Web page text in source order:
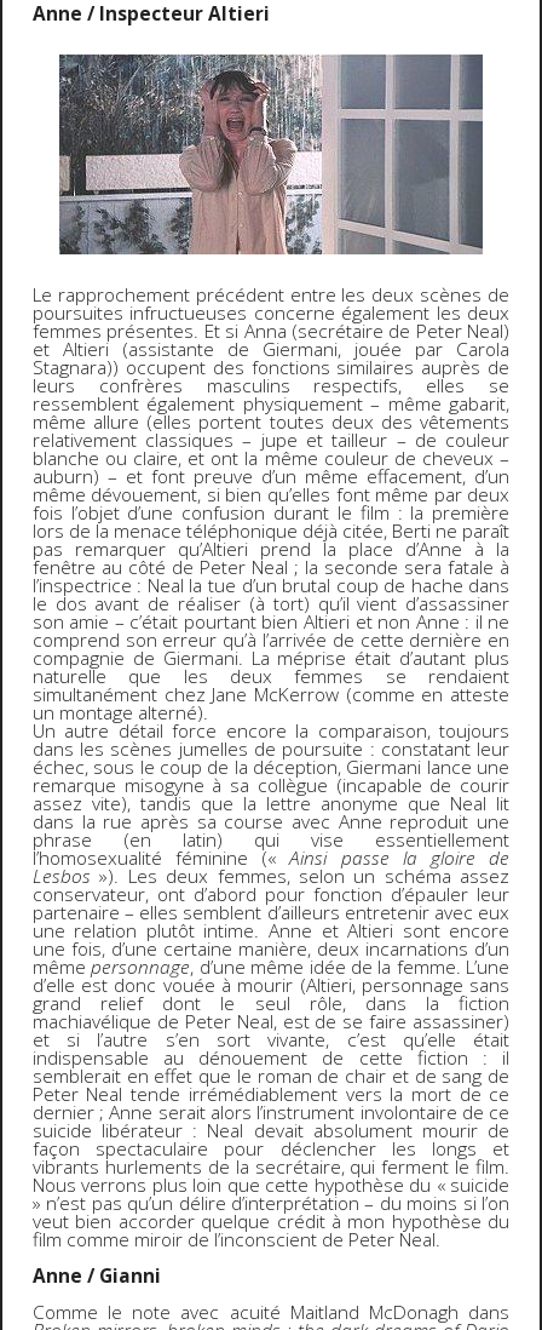
Anne / Inspecteur Altieri
Le rapprochement précédent entre les deux scènes de
poursuites infructueuses concerne également les deux
femmes présentes. Et si Anna (secrétaire de Peter Neal)
et Altieri (assistante de Giermani, jouée par Carola
Stagnara)) occupent des fonctions similaires auprès de
leurs confrères masculins respectifs, elles se
ressemblent également physiquement – même gabarit,
même allure (elles portent toutes deux des vêtements
relativement classiques – jupe et tailleur – de couleur
blanche ou claire, et ont la même couleur de cheveux –
auburn) – et font preuve d’un même effacement, d’un
même dévouement, si bien qu’elles font même par deux
fois l’objet d’une confusion durant le film : la première
lors de la menace téléphonique déjà citée, Berti ne paraît
pas remarquer qu’Altieri prend la place d’Anne à la
fenêtre au côté de Peter Neal ; la seconde sera fatale à
l’inspectrice : Neal la tue d’un brutal coup de hache dans
le dos avant de réaliser (à tort) qu’il vient d’assassiner
son amie – c’était pourtant bien Altieri et non Anne : il ne
comprend son erreur qu’à l’arrivée de cette dernière en
compagnie de Giermani. La méprise était d’autant plus
naturelle que les deux femmes se rendaient
simultanément chez Jane McKerrow (comme en atteste
un montage alterné).
Un autre détail force encore la comparaison, toujours
dans les scènes jumelles de poursuite : constatant leur
échec, sous le coup de la déception, Giermani lance une
remarque misogyne à sa collègue (incapable de courir
assez vite), tandis que la lettre anonyme que Neal lit
dans la rue après sa course avec Anne reproduit une
phrase (en latin) qui vise essentiellement
l’homosexualité féminine («Ainsi passe la gloire de
Lesbos»). Les deux femmes, selon un schéma assez
conservateur, ont d’abord pour fonction d’épauler leur
partenaire – elles semblent d’ailleurs entretenir avec eux
une relation plutôt intime. Anne et Altieri sont encore
une fois, d’une certaine manière, deux incarnations d’un
mêmepersonnage, d’une même idée de la femme. L’une
d’elle est donc vouée à mourir (Altieri, personnage sans
grand relief dont le seul rôle, dans la fiction
machiavélique de Peter Neal, est de se faire assassiner)
et si l’autre s’en sort vivante, c’est qu’elle était
indispensable au dénouement de cette fiction : il
semblerait en effet que le roman de chair et de sang de
Peter Neal tende irrémédiablement vers la mort de ce
dernier ; Anne serait alors l’instrument involontaire de ce
suicide libérateur : Neal devait absolument mourir de
façon spectaculaire pour déclencher les longs et
vibrants hurlements de la secrétaire, qui ferment le film.
Nous verrons plus loin que cette hypothèse du « suicide
» n’est pas qu’un délire d’interprétation – du moins si l’on
veut bien accorder quelque crédit à mon hypothèse du
film comme miroir de l’inconscient de Peter Neal.
Anne / Gianni
Comme le note avec acuité Maitland McDonagh dans